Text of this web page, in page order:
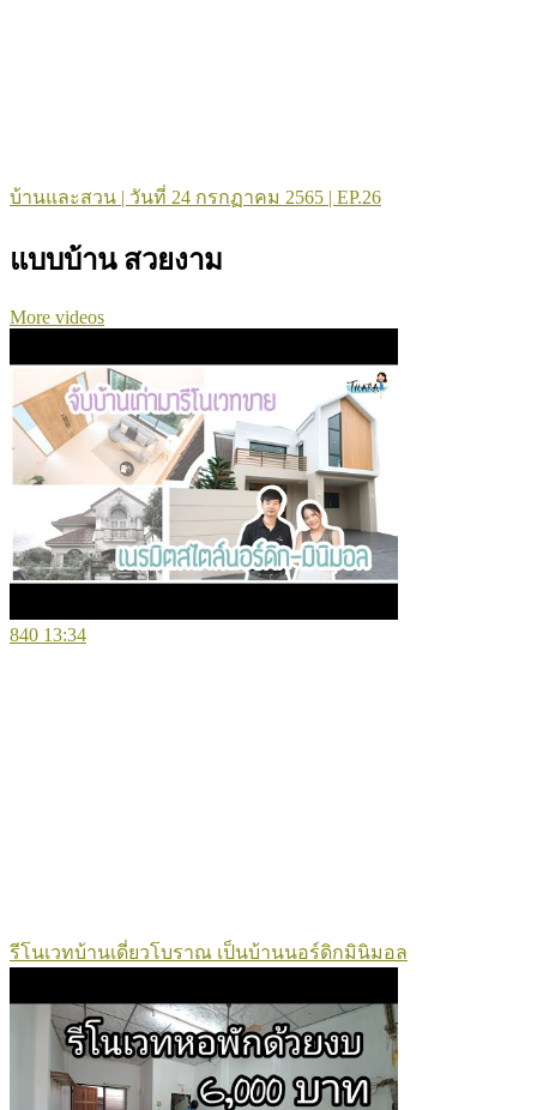
บ้านและสวน | วันที่ 24 กรกฏาคม 2565 | EP.26
แบบบ้าน สวยงาม
More videos
840 13:34
รีโนเวทบ้านเดี่ยวโบราณ เป็นบ้านนอร์ดิกมินิมอล